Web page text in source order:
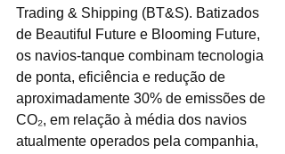
Trading & Shipping (BT&S). Batizados
de Beautiful Future e Blooming Future,
os navios-tanque combinam tecnologia
de ponta, eficiência e redução de
aproximadamente 30% de emissões de
CO₂, em relação à média dos navios
atualmente operados pela companhia,